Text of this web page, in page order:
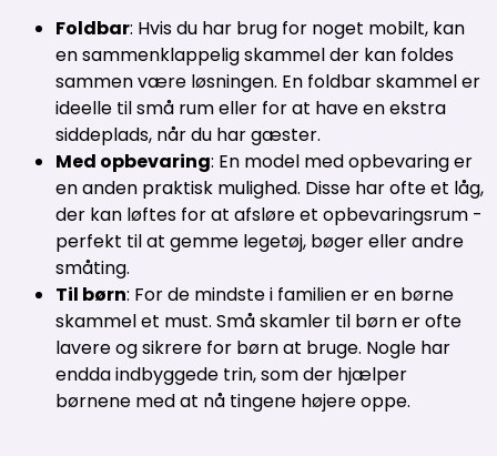
Foldbar: Hvis du har brug for noget mobilt, kan
en sammenklappelig skammel der kan foldes
sammen være løsningen. En foldbar skammel er
ideelle til små rum eller for at have en ekstra
siddeplads, når du har gæster.
Med opbevaring: En model med opbevaring er
en anden praktisk mulighed. Disse har ofte et låg,
der kan løftes for at afsløre et opbevaringsrum -
perfekt til at gemme legetøj, bøger eller andre
småting.
Til børn: For de mindste i familien er en børne
skammel et must. Små skamler til børn er ofte
lavere og sikrere for børn at bruge. Nogle har
endda indbyggede trin, som der hjælper
børnene med at nå tingene højere oppe.